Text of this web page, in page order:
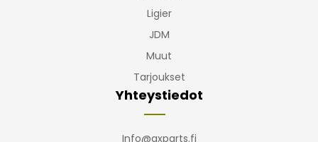
Ligier
JDM
Muut
Tarjoukset
Yhteystiedot
Info@axparts.fi